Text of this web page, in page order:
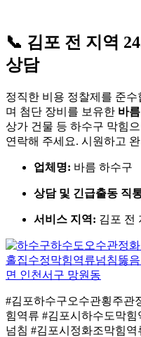
📞 김포 전 지역
상담
정직한 비용 정찰제를 준수
며 첨단 장비를 보유한 바
상가 건물 등 하수구 막힘
연락해 주세요. 시원하고
업체명: 바름 하수구
상담 및 긴급출동 직
서비스 지역: 김포 전
#김포하수구오수관횡주관
힘역류 #김포시하수도막
넘침 #김포시정화조막힘